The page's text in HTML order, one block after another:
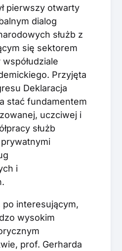
pierwszy otwarty
dialog
służb z
się sektorem
Przyjęta
Deklaracja
stać fundamentem
uczciwej i
służb
i
po interesującym,
wysokim
prof. Gerharda